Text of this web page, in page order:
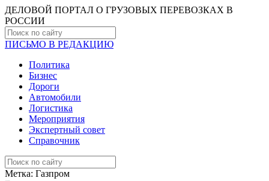
ДЕЛОВОЙ ПОРТАЛ О ГРУЗОВЫХ ПЕРЕВОЗКАХ В
РОCСИИ
ПИСЬМО В РЕДАКЦИЮ
Политика
Бизнес
Дороги
Автомобили
Логистика
Мероприятия
Экспертный совет
Справочник
Метка: Газпром